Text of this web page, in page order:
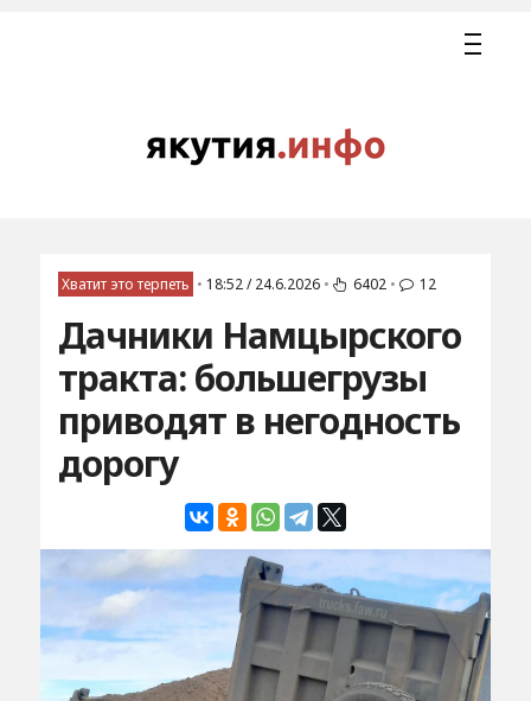
Хватит это терпеть • 18:52 / 24.6.2026 • 6402 • 12
Дачники Намцырского
тракта: большегрузы
приводят в негодность
дорогу